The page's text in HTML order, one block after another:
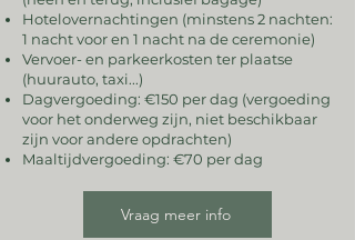
Hotelovernachtingen (minstens 2 nachten:
1 nacht voor en 1 nacht na de ceremonie)
Vervoer- en parkeerkosten ter plaatse
(huurauto, taxi...)
Dagvergoeding: €150 per dag (vergoeding
voor het onderweg zijn, niet beschikbaar
zijn voor andere opdrachten)
Maaltijdvergoeding: €70 per dag
Vraag meer info